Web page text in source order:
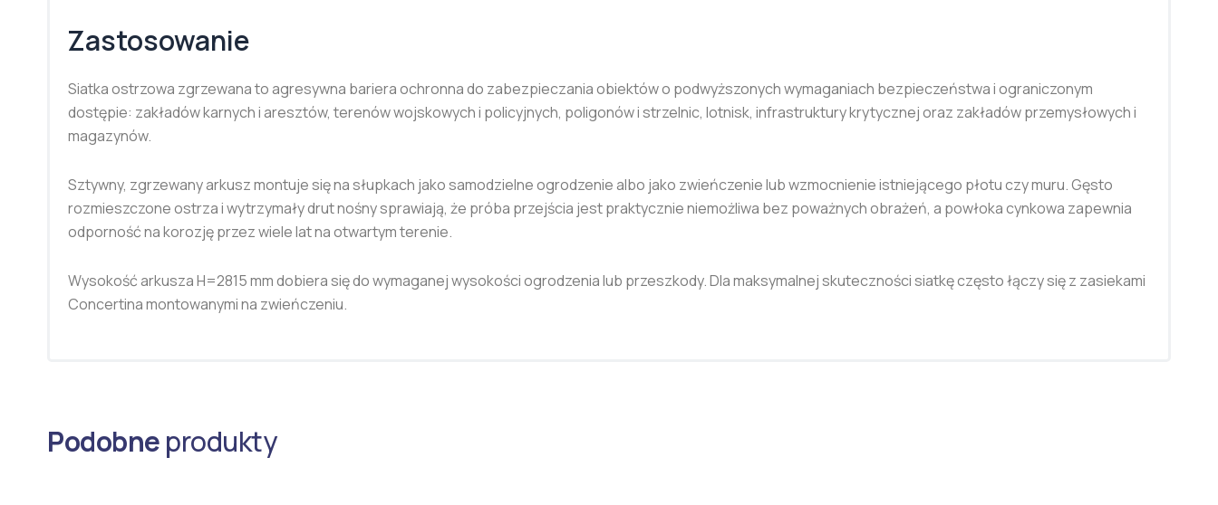
Zastosowanie
Siatka ostrzowa zgrzewana to agresywna bariera ochronna do zabezpieczania obiektów o podwyższonych wymaganiach bezpieczeństwa i ograniczonym
dostępie: zakładów karnych i aresztów, terenów wojskowych i policyjnych, poligonów i strzelnic, lotnisk, infrastruktury krytycznej oraz zakładów przemysłowych i
magazynów.
Sztywny, zgrzewany arkusz montuje się na słupkach jako samodzielne ogrodzenie albo jako zwieńczenie lub wzmocnienie istniejącego płotu czy muru. Gęsto
rozmieszczone ostrza i wytrzymały drut nośny sprawiają, że próba przejścia jest praktycznie niemożliwa bez poważnych obrażeń, a powłoka cynkowa zapewnia
odporność na korozję przez wiele lat na otwartym terenie.
Wysokość arkusza H=2815 mm dobiera się do wymaganej wysokości ogrodzenia lub przeszkody. Dla maksymalnej skuteczności siatkę często łączy się z zasiekami
Concertina montowanymi na zwieńczeniu.
Podobneprodukty